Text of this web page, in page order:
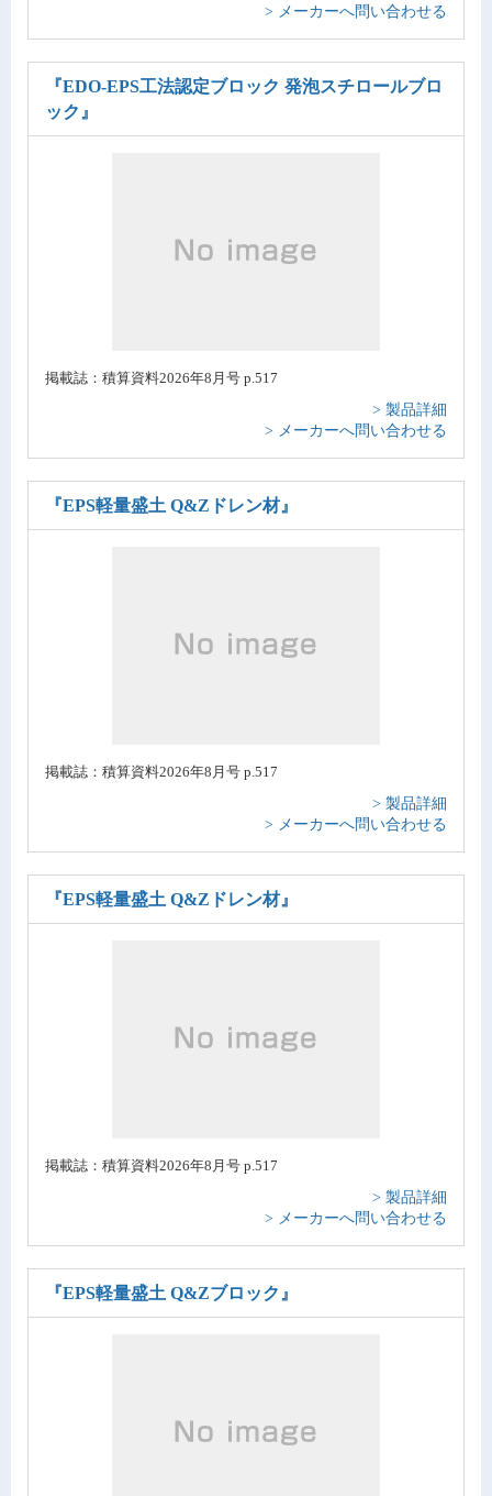
> メーカーへ問い合わせる
『EDO-EPS工法認定ブロック 発泡スチロールブロ
ック』
掲載誌：積算資料2026年8月号 p.517
> 製品詳細
> メーカーへ問い合わせる
『EPS軽量盛土 Q&Zドレン材』
掲載誌：積算資料2026年8月号 p.517
> 製品詳細
> メーカーへ問い合わせる
『EPS軽量盛土 Q&Zドレン材』
掲載誌：積算資料2026年8月号 p.517
> 製品詳細
> メーカーへ問い合わせる
『EPS軽量盛土 Q&Zブロック』